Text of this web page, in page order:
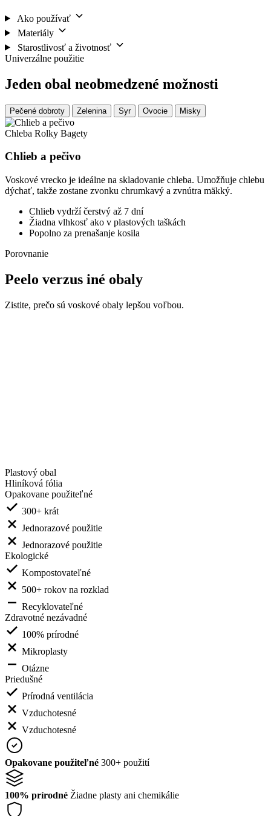
Ako používať
Materiály
Starostlivosť a životnosť
Univerzálne použitie
Jeden obal neobmedzené možnosti
Pečené dobroty Zelenina Syr Ovocie Misky
Chleba Rolky Bagety
Chlieb a pečivo
Voskové vrecko je ideálne na skladovanie chleba. Umožňuje chlebu
dýchať, takže zostane zvonku chrumkavý a zvnútra mäkký.
Chlieb vydrží čerstvý až 7 dní
Žiadna vlhkosť ako v plastových taškách
Popolno za prenašanje kosila
Porovnanie
Peelo verzus iné obaly
Zistite, prečo sú voskové obaly lepšou voľbou.
Plastový obal
Hliníková fólia
Opakovane použiteľné
300+ krát
Jednorazové použitie
Jednorazové použitie
Ekologické
Kompostovateľné
500+ rokov na rozklad
Recyklovateľné
Zdravotné nezávadné
100% prírodné
Mikroplasty
Otázne
Priedušné
Prírodná ventilácia
Vzduchotesné
Vzduchotesné
Opakovane použiteľné 300+ použití
100% prírodné Žiadne plasty ani chemikálie